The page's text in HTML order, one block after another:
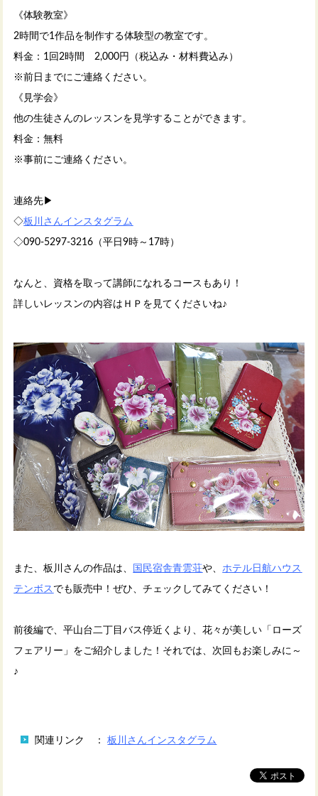
《体験教室》
2時間で1作品を制作する体験型の教室です。
料金：1回2時間 2,000円（税込み・材料費込み）
※前日までにご連絡ください。
《見学会》
他の生徒さんのレッスンを見学することができます。
料金：無料
※事前にご連絡ください。
連絡先▶
◇板川さんインスタグラム
◇090-5297-3216（平日9時～17時）
なんと、資格を取って講師になれるコースもあり！
詳しいレッスンの内容はＨＰを見てくださいね♪
また、板川さんの作品は、 国民宿舎青雲荘や、 ホテル日航ハウス
テンボス でも販売中！ぜひ、チェックしてみてください！
前後編で、平山台二丁目バス停近くより、花々が美しい「ローズ
フェアリー」をご紹介しました！それでは、次回もお楽しみに～
♪
関連リンク ：板川さんインスタグラム